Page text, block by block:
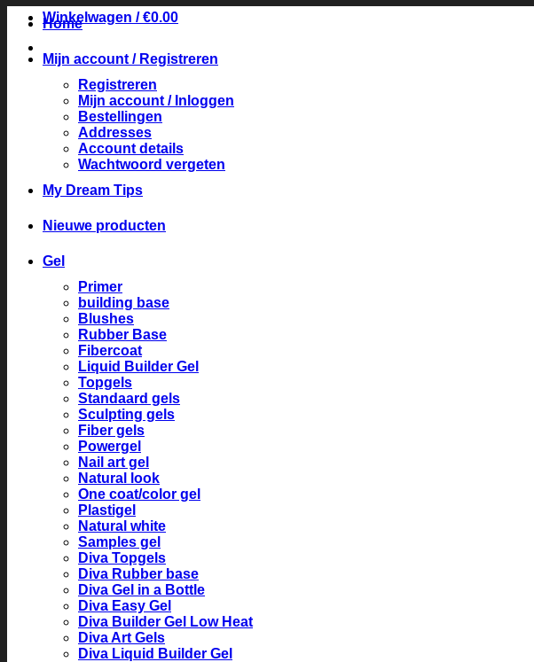
Winkelwagen /€0.00
Home
Mijn account / Registreren
Registreren
Mijn account / Inloggen
Bestellingen
Addresses
Account details
Wachtwoord vergeten
My Dream Tips
Nieuwe producten
Gel
Primer
building base
Blushes
Rubber Base
Fibercoat
Liquid Builder Gel
Topgels
Standaard gels
Sculpting gels
Fiber gels
Powergel
Nail art gel
Natural look
One coat/color gel
Plastigel
Natural white
Samples gel
Diva Topgels
Diva Rubber base
Diva Gel in a Bottle
Diva Easy Gel
Diva Builder Gel Low Heat
Diva Art Gels
Diva Liquid Builder Gel